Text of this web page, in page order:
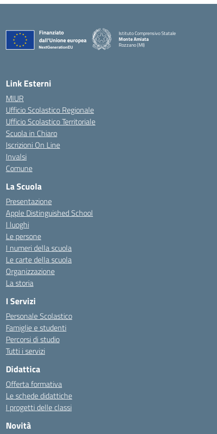
Istituto Comprensivo Statale
Monte Amiata
Rozzano (MI)
Link Esterni
MIUR
Ufficio Scolastico Regionale
Ufficio Scolastico Territoriale
Scuola in Chiaro
Iscrizioni On Line
Invalsi
Comune
La Scuola
Presentazione
Apple Distinguished School
I luoghi
Le persone
I numeri della scuola
Le carte della scuola
Organizzazione
La storia
I Servizi
Personale Scolastico
Famiglie e studenti
Percorsi di studio
Tutti i servizi
Didattica
Offerta formativa
Le schede didattiche
I progetti delle classi
Novità